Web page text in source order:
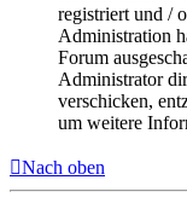
registriert und /
Administration
Forum
Administrator
verschicken,
um weitere
Nach oben